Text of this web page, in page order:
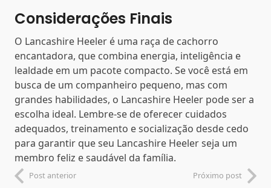
Considerações Finais
O Lancashire Heeler é uma raça de cachorro
encantadora, que combina energia, inteligência e
lealdade em um pacote compacto. Se você está em
busca de um companheiro pequeno, mas com
grandes habilidades, o Lancashire Heeler pode ser a
escolha ideal. Lembre-se de oferecer cuidados
adequados, treinamento e socialização desde cedo
para garantir que seu Lancashire Heeler seja um
membro feliz e saudável da família.
Post anterior Próximo post